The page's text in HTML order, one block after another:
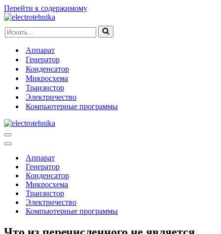
Перейти к содержимому
Искать...
Аппарат
Генератор
Конденсатор
Микросхема
Транзистор
Электричество
Компьютерные программы
Меню
навигации
Меню
навигацииАппарат
Генератор
Конденсатор
Микросхема
Транзистор
Электричество
Компьютерные программы